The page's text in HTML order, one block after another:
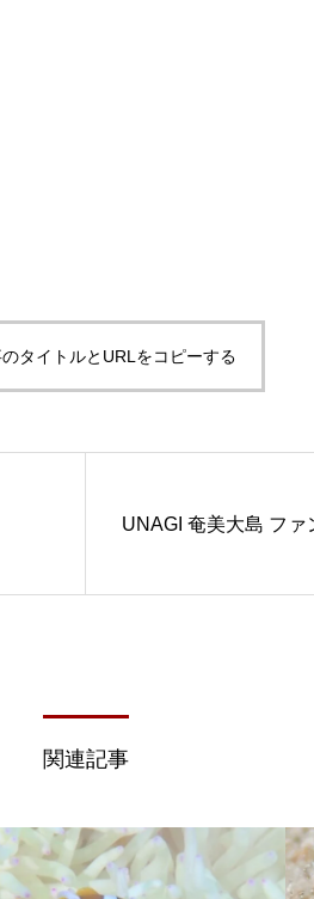
タイトルとURLをコピーする
UNAGI 奄美大島 フ
関連記事